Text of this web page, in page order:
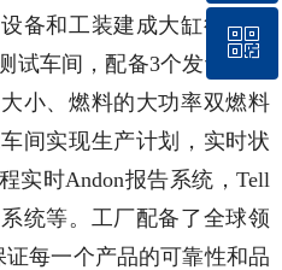
备和工装建成大缸径双燃
试车间，配备3个发动机测
小、燃料的大功率双燃料
间实现生产计划，实时状
实时Andon报告系统，Tell
统等。工厂配备了全球领
每一个产品的可靠性和品
400 172 8866
ꀥ
微信二维码